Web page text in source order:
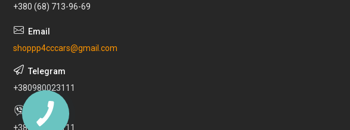
+380 (68) 713-96-69
shoppp4cccars@gmail.com
+380980023111
+380980023111